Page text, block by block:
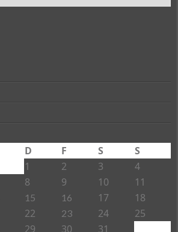
D F S
S
1
2 3 4
8 9 10 11
15 16 17 18
22 23 24
25
29 30 31